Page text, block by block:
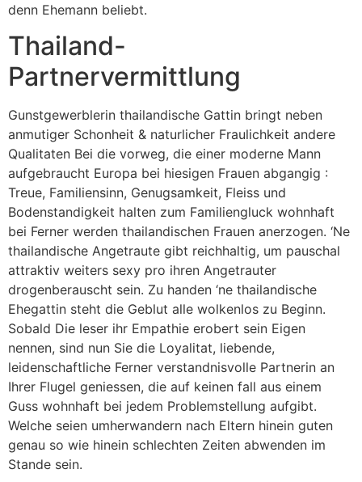
denn Ehemann beliebt.
Thailand-
Partnervermittlung
Gunstgewerblerin thailandische Gattin bringt neben
anmutiger Schonheit & naturlicher Fraulichkeit andere
Qualitaten Bei die vorweg, die einer moderne Mann
aufgebraucht Europa bei hiesigen Frauen abgangig :
Treue, Familiensinn, Genugsamkeit, Fleiss und
Bodenstandigkeit halten zum Familiengluck wohnhaft
bei Ferner werden thailandischen Frauen anerzogen. ‘Ne
thailandische Angetraute gibt reichhaltig, um pauschal
attraktiv weiters sexy pro ihren Angetrauter
drogenberauscht sein. Zu handen ‘ne thailandische
Ehegattin steht die Geblut alle wolkenlos zu Beginn.
Sobald Die leser ihr Empathie erobert sein Eigen
nennen, sind nun Sie die Loyalitat, liebende,
leidenschaftliche Ferner verstandnisvolle Partnerin an
Ihrer Flugel geniessen, die auf keinen fall aus einem
Guss wohnhaft bei jedem Problemstellung aufgibt.
Welche seien umherwandern nach Eltern hinein guten
genau so wie hinein schlechten Zeiten abwenden im
Stande sein.